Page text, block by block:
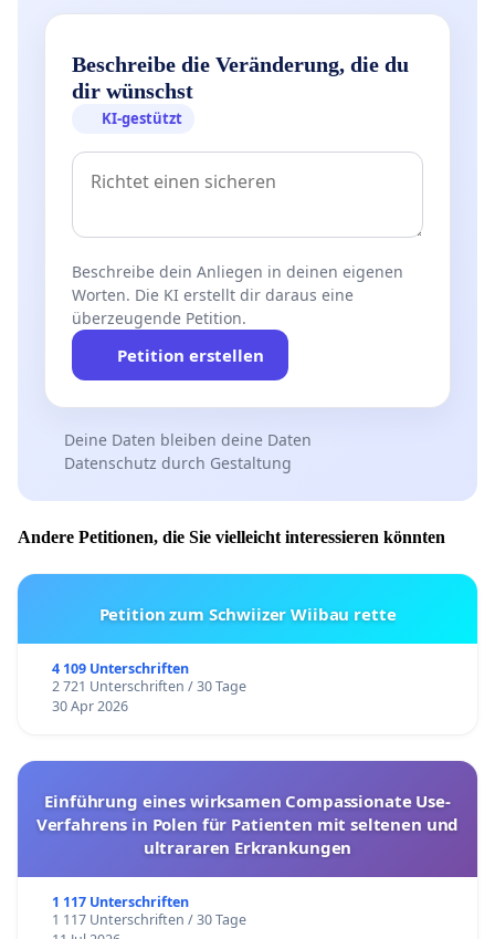
Beschreibe die Veränderung, die du
dir wünschst
KI-gestützt
Beschreibe dein Anliegen in deinen eigenen
Worten. Die KI erstellt dir daraus eine
überzeugende Petition.
Petition erstellen
Deine Daten bleiben deine Daten
Datenschutz durch Gestaltung
Andere Petitionen, die Sie vielleicht interessieren könnten
Petition zum Schwiizer Wiibau rette
4 109 Unterschriften
2 721 Unterschriften / 30 Tage
30 Apr 2026
Einführung eines wirksamen Compassionate Use-
Verfahrens in Polen für Patienten mit seltenen und
ultrararen Erkrankungen
1 117 Unterschriften
1 117 Unterschriften / 30 Tage